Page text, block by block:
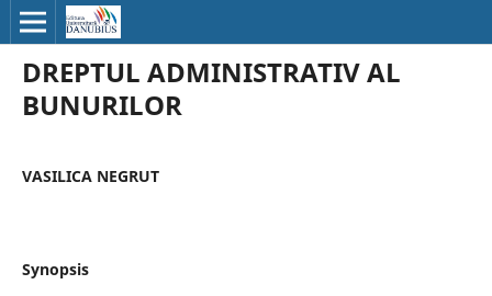
DREPTUL ADMINISTRATIV AL
BUNURILOR
VASILICA NEGRUT
Synopsis